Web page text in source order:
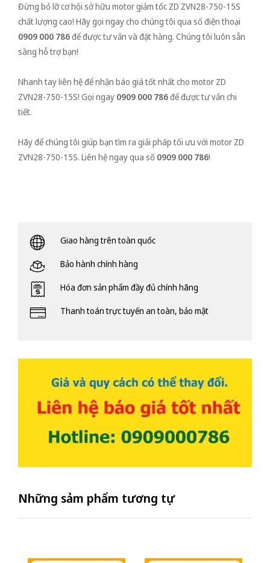
Đừng bỏ lỡ cơ hội sở hữu motor giảm tốc ZD ZVN28-750-15S
chất lượng cao! Hãy gọi ngay cho chúng tôi qua số điện thoại
0909 000 786để được tư vấn và đặt hàng. Chúng tôi luôn sẵn
sàng hỗ trợ bạn!
Nhanh tay liên hệ để nhận báo giá tốt nhất cho motor ZD
ZVN28-750-15S! Gọi ngay 0909 000 786để được tư vấn chi
tiết.
Hãy để chúng tôi giúp bạn tìm ra giải pháp tối ưu với motor ZD
ZVN28-750-15S. Liên hệ ngay qua số 0909 000 786!
Giao hàng trên toàn quốc
Bảo hành chính hàng
Hóa đơn sản phẩm đầy đủ chính hãng
Thanh toán trực tuyến an toàn, bảo mật
Những sảm phẩm tương tự